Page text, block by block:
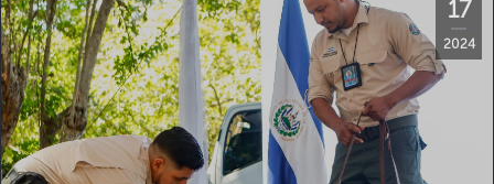
17
2024